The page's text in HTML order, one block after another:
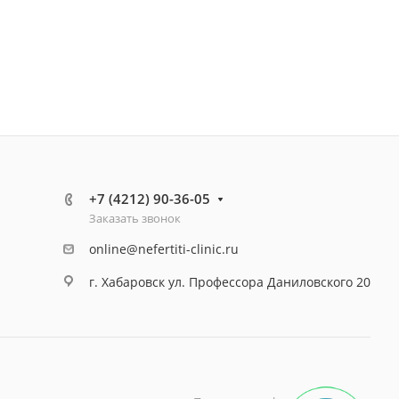
+7 (4212) 90-36-05
Заказать звонок
online@nefertiti-clinic.ru
г. Хабаровск ул. Профессора Даниловского 20